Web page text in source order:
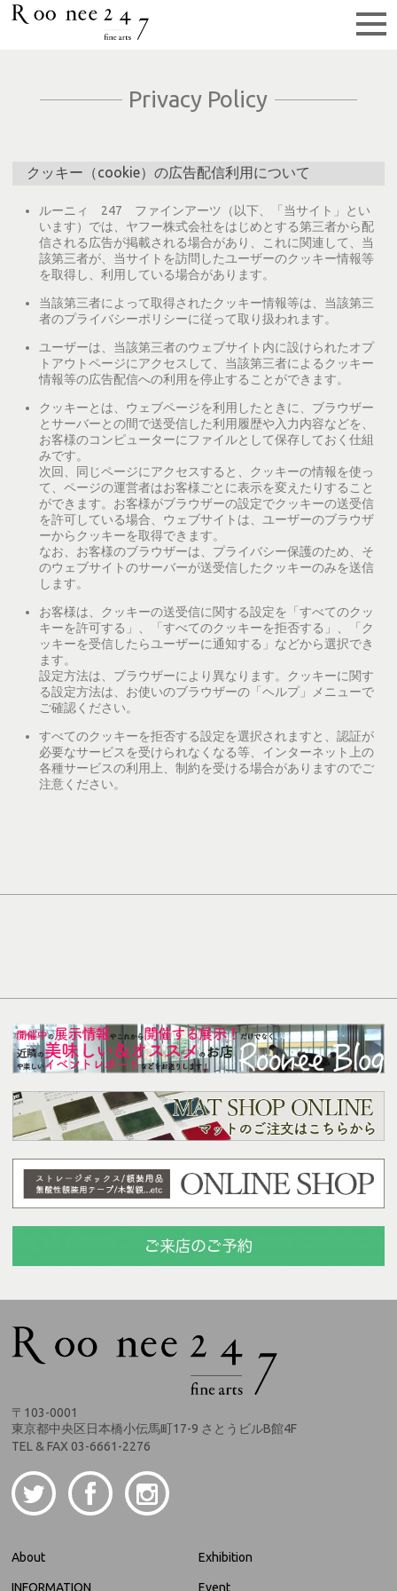
Privacy Policy
クッキー（cookie）の広告配信利用について
ルーニィ 247 ファインアーツ（以下、「当サイト」とい
います）では、ヤフー株式会社をはじめとする第三者から配
信される広告が掲載される場合があり、これに関連して、当
該第三者が、当サイトを訪問したユーザーのクッキー情報等
を取得し、利用している場合があります。
当該第三者によって取得されたクッキー情報等は、当該第三
者のプライバシーポリシーに従って取り扱われます。
ユーザーは、当該第三者のウェブサイト内に設けられたオプ
トアウトページにアクセスして、当該第三者によるクッキー
情報等の広告配信への利用を停止することができます。
クッキーとは、ウェブページを利用したときに、ブラウザー
とサーバーとの間で送受信した利用履歴や入力内容などを、
お客様のコンピューターにファイルとして保存しておく仕組
みです。
次回、同じページにアクセスすると、クッキーの情報を使っ
て、ページの運営者はお客様ごとに表示を変えたりすること
ができます。お客様がブラウザーの設定でクッキーの送受信
を許可している場合、ウェブサイトは、ユーザーのブラウザ
ーからクッキーを取得できます。
なお、お客様のブラウザーは、プライバシー保護のため、そ
のウェブサイトのサーバーが送受信したクッキーのみを送信
します。
お客様は、クッキーの送受信に関する設定を「すべてのクッ
キーを許可する」、「すべてのクッキーを拒否する」、「ク
ッキーを受信したらユーザーに通知する」などから選択でき
ます。
設定方法は、ブラウザーにより異なります。クッキーに関す
る設定方法は、お使いのブラウザーの「ヘルプ」メニューで
ご確認ください。
すべてのクッキーを拒否する設定を選択されますと、認証が
必要なサービスを受けられなくなる等、インターネット上の
各種サービスの利用上、制約を受ける場合がありますのでご
注意ください。
〒103-0001
東京都中央区日本橋小伝馬町17-9 さとうビルB館4F
TEL & FAX 03-6661-2276
About Exhibition
INFORMATION Event